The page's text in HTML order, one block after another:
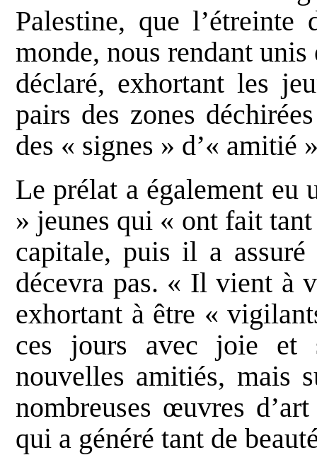
Palestine, que
monde, nous rendant
déclaré, exhortant les
pairs des zones
des « signes » d’« amitié
Le prélat a également eu
» jeunes qui « ont fait
capitale, puis il a
décevra pas. « Il vient à
exhortant à être «
ces jours avec joie et
nouvelles amitiés, mais
nombreuses œuvres
qui a généré tant de